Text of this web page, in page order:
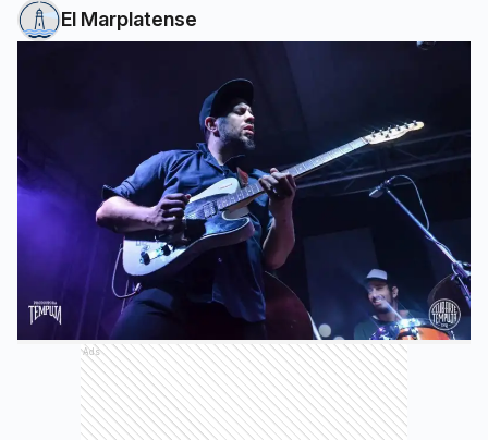
El Marplatense
Ads